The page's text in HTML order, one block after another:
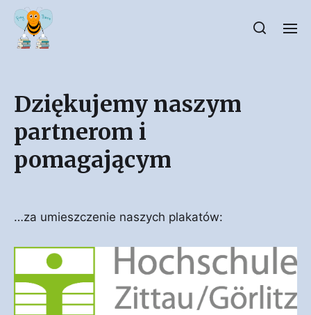
Dziękujemy naszym
partnerom i
pomagającym
…za umieszczenie naszych plakatów: